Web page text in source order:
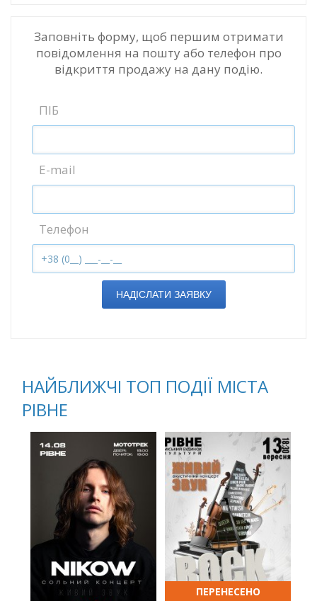
Заповніть форму, щоб першим отримати
повідомлення на пошту або телефон про
відкриття продажу на дану подію.
ПІБ
E-mail
Телефон
НАДІСЛАТИ ЗАЯВКУ
НАЙБЛИЖЧІ ТОП ПОДІЇ МІСТА
РІВНЕ
ПЕРЕНЕСЕНО